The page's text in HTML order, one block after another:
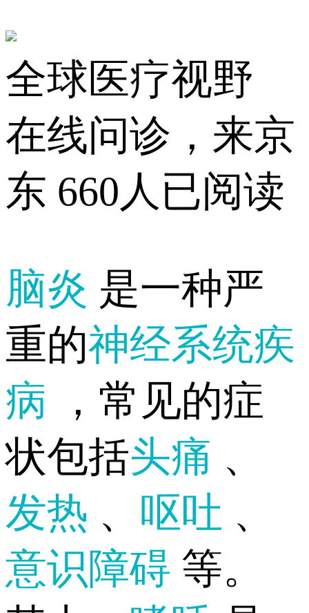
全球医疗视野
在线问诊，来京
东 660人已阅读
脑炎 是一种严
重的神经系统疾
病
，常见的症
状包括头痛 、
发热 、 呕吐 、
意识障碍 等。